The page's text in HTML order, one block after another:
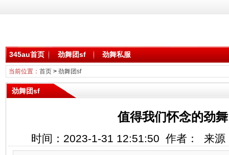
345au首页 劲舞团sf 劲舞私服
当前位置： 首页> 劲舞团sf
劲舞团sf
值得我们怀念的劲
时间：2023-1-31 12:51:50 作者： 来